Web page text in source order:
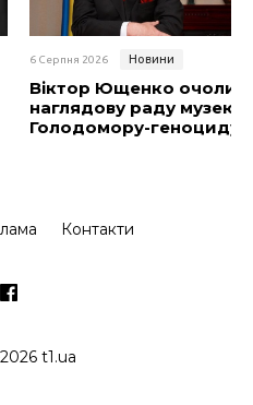
6 Серпня 2026 Новини
Віктор Ющенко очолив
наглядову раду музею
Голодомору-геноциду
Контакти
t1.ua